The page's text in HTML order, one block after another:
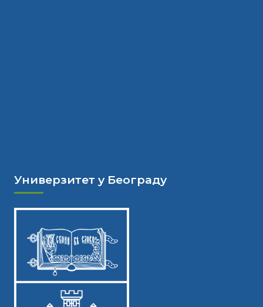
Универзитет у Београду